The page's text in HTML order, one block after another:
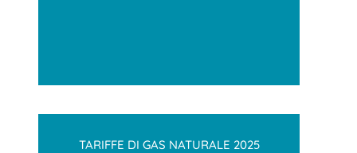
TARIFFE DI GAS NATURALE 2025